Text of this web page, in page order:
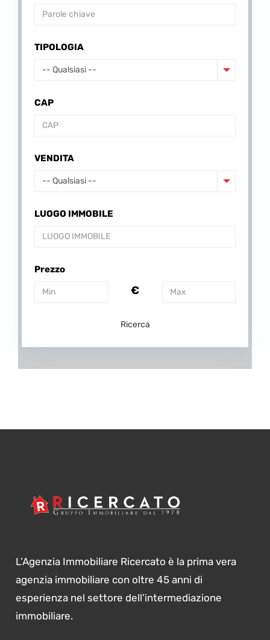
TIPOLOGIA
-- Qualsiasi --
CAP
VENDITA
-- Qualsiasi --
LUOGO IMMOBILE
Prezzo
€
Ricerca
L’Agenzia Immobiliare Ricercato è la prima vera
agenzia immobiliare con oltre 45 anni di
esperienza nel settore dell’intermediazione
immobiliare.